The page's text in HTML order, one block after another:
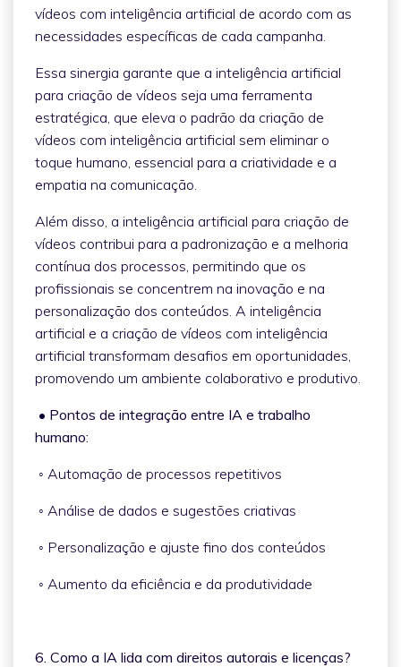
vídeos com inteligência artificial de acordo com as
necessidades específicas de cada campanha.
Essa sinergia garante que a inteligência artificial
para criação de vídeos seja uma ferramenta
estratégica, que eleva o padrão da criação de
vídeos com inteligência artificial sem eliminar o
toque humano, essencial para a criatividade e a
empatia na comunicação.
Além disso, a inteligência artificial para criação de
vídeos contribui para a padronização e a melhoria
contínua dos processos, permitindo que os
profissionais se concentrem na inovação e na
personalização dos conteúdos. A inteligência
artificial e a criação de vídeos com inteligência
artificial transformam desafios em oportunidades,
promovendo um ambiente colaborativo e produtivo.
• Pontos de integração entre IA e trabalho
humano:
◦ Automação de processos repetitivos
◦ Análise de dados e sugestões criativas
◦ Personalização e ajuste fino dos conteúdos
◦ Aumento da eficiência e da produtividade
6. Como a IA lida com direitos autorais e licenças?